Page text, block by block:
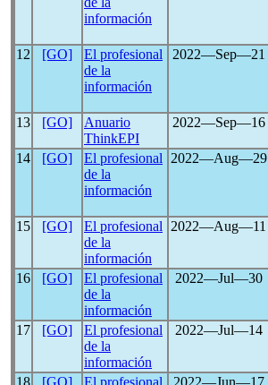
información
12
[GO]
El profesional
de la
información
2022―Sep―21
13 [GO]
Anuario
ThinkEPI
2022―Sep―16
14
[GO]
El profesional
de la
información
2022―Aug―29
15 [GO]
El profesional
de la
información
2022―Aug―11
16
[GO]
El profesional
de la
información
2022―Jul―30
17 [GO]
El profesional
de la
información
2022―Jul―14
18 [GO]
El profesional
2022―Jun―17